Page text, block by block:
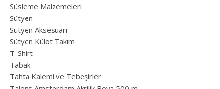
Süsleme Malzemeleri
Sütyen
Sütyen Aksesuarı
Sütyen Külot Takım
T-Shirt
Tabak
Tahta Kalemi ve Tebeşirler